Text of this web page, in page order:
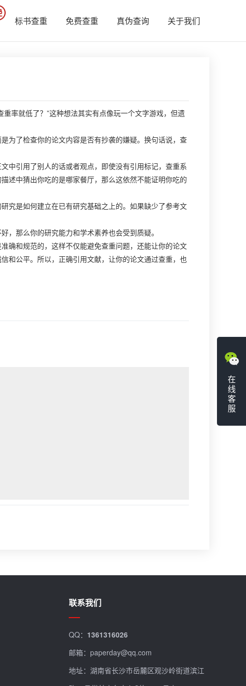
标书查重 免费查重 真伪查询 关于我们
率就低了？”这种想法其实有点像玩一个文字游戏，但遗
为了检查你的论文内容是否有抄袭的嫌疑。换句话说，查
中引用了别人的话或者观点，即使没有引用标记，查重系
述中猜出你吃的是哪家餐厅，那么这依然不能证明你吃的
究是如何建立在已有研究基础之上的。如果缺少了参考文
，那么你的研究能力和学术素养也会受到质疑。
确和规范的，这样不仅能避免查重问题，还能让你的论文
和公平。所以，正确引用文献，让你的论文通过查重，也
在
线
客
服
联系我们
QQ： 1361316026
邮箱：paperday@qq.com
地址：湖南省长沙市岳麓区观沙岭街道滨江